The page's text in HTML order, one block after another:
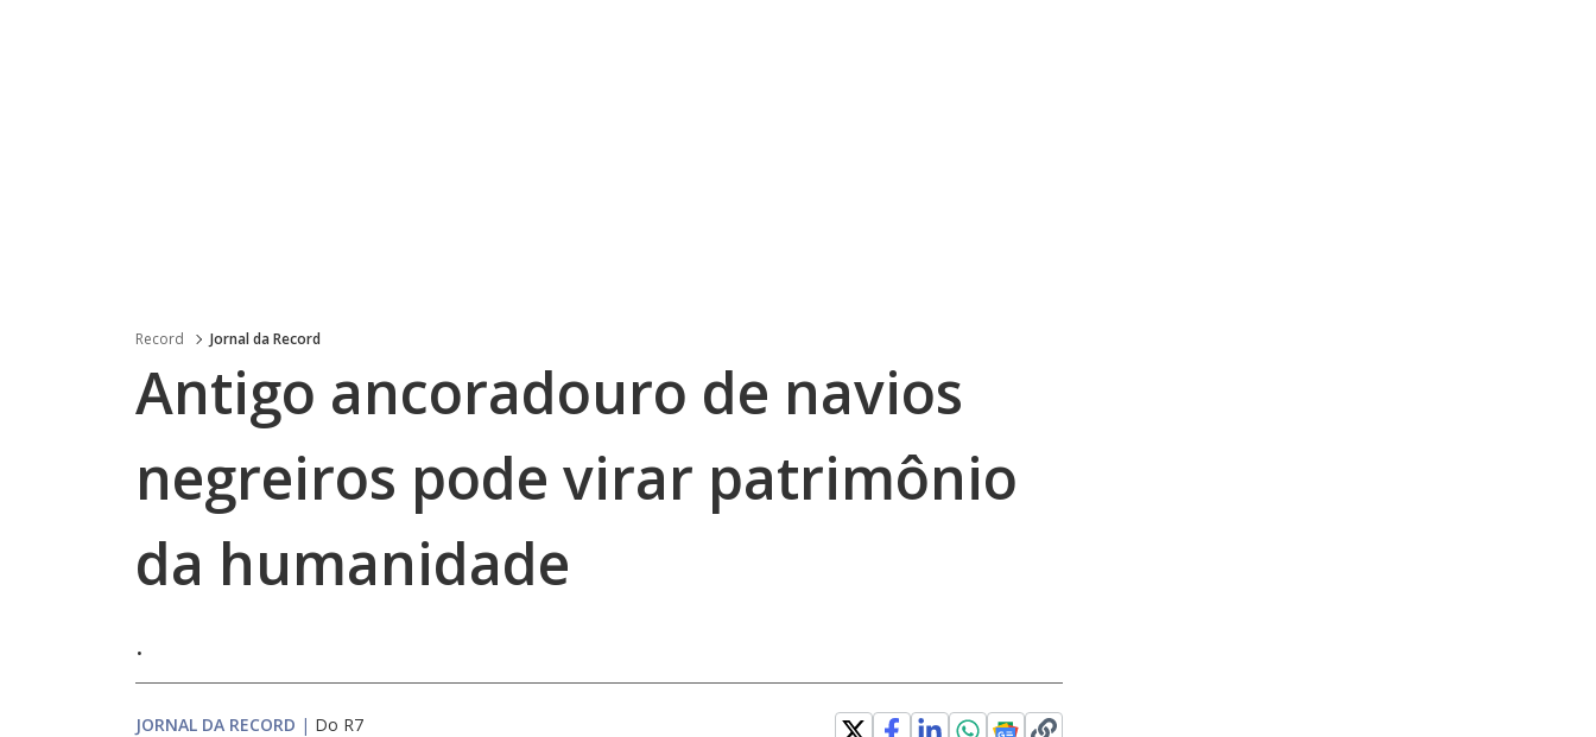
Record Jornal da Record
Antigo ancoradouro de navios
negreiros pode virar patrimônio
da humanidade
.
JORNAL DA RECORD | Do R7